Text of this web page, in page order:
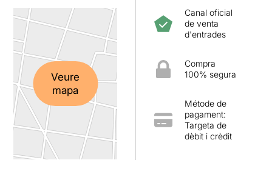
Veure
mapa
Canal oficial
de venta
d'entrades
Compra
100% segura
Métode de
pagament:
Targeta de
dèbit i crèdit